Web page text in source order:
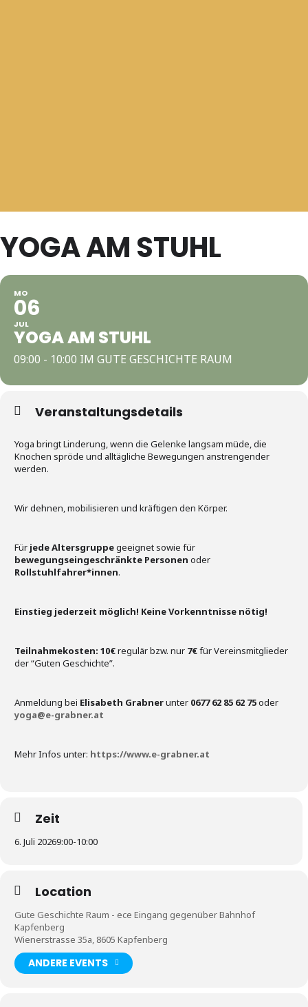
YOGA AM STUHL
MO
06
JUL
YOGA AM STUHL
09:00 - 10:00 IM GUTE GESCHICHTE RAUM
Veranstaltungsdetails
Yoga bringt Linderung, wenn die Gelenke langsam müde, die
Knochen spröde und alltägliche Bewegungen anstrengender
werden.
Wir dehnen, mobilisieren und kräftigen den Körper.
Für jede Altersgruppegeeignet sowie für
bewegungseingeschränkte Personen oder
Rollstuhlfahrer*innen.
Einstieg jederzeit möglich! Keine Vorkenntnisse nötig!
Teilnahmekosten: 10€regulär bzw. nur 7€für Vereinsmitglieder
der “Guten Geschichte”.
Anmeldung bei Elisabeth Grabnerunter 0677 62 85 62 75oder
yoga@e-grabner.at
Mehr Infos unter: https://www.e-grabner.at
Zeit
6. Juli 20269:00-10:00
Location
Gute Geschichte Raum - ece Eingang gegenüber Bahnhof
Kapfenberg
Wienerstrasse 35a, 8605 Kapfenberg
ANDERE EVENTS